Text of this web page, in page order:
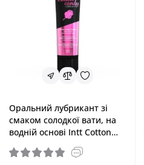
Оральний лубрикант зі
смаком солодкої вати, на
водній основі Intt Cotton